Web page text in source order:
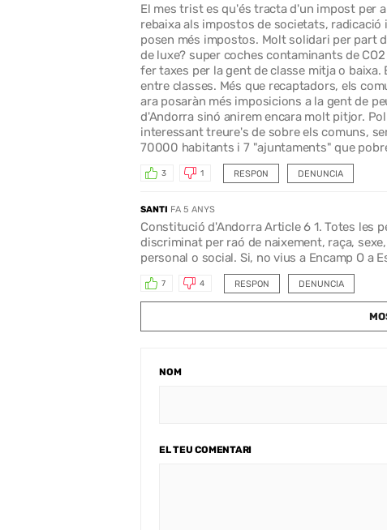
El mes trist es qu'és tracta d'un impost per
rebaixa als impostos de societats, radicació
posen més impostos. Molt solidari per part
de luxe? super coches contaminants de
fer taxes per la gent de classe mitja o
entre classes. Més que recaptadors, els
ara posaràn més imposicions a la gent de
d'Andorra sinó anirem encara molt pitjor.
interessant treure's de sobre els comuns,
70000 habitants i 7 "ajuntaments" que
RESPON
3 1 DENUNCIA
SANTI FA 5 ANYS
Constitució d'Andorra Article 6 1. Totes les
discriminat per raó de naixement, raça,
personal o social. Si, no vius a Encamp O a
RESPON
7 4 DENUNCIA
NOM
EL TEU COMENTARI